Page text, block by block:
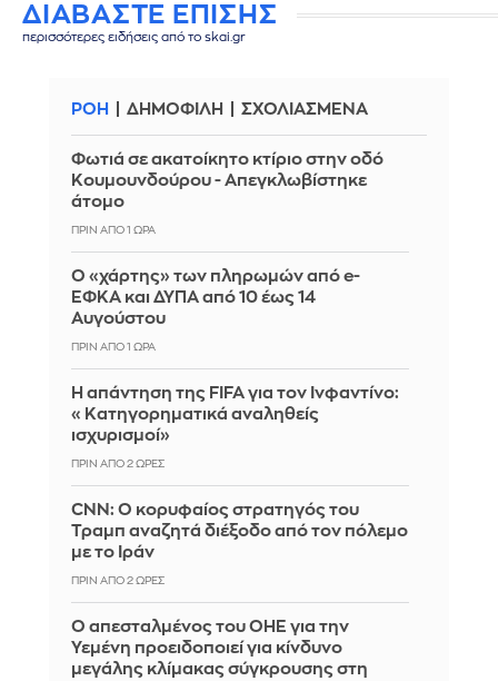
ΔΙΑΒΑΣΤΕ ΕΠΙΣΗΣ
περισσότερες ειδήσεις από το skai.gr
ΡΟΗ ΔΗΜΟΦΙΛΗ ΣΧΟΛΙΑΣΜΕΝΑ
Φωτιά σε ακατοίκητο κτίριο στην οδό
Κουμουνδούρου - Απεγκλωβίστηκε
άτομο
ΠΡΙΝ ΑΠΌ 1 ΏΡΑ
Ο «χάρτης» των πληρωμών από e-
ΕΦΚΑ και ΔΥΠΑ από 10 έως 14
Αυγούστου
ΠΡΙΝ ΑΠΌ 1 ΏΡΑ
Η απάντηση της FIFA για τον Ινφαντίνο:
«Κατηγορηματικά αναληθείς
ισχυρισμοί»
ΠΡΙΝ ΑΠΌ 2 ΏΡΕΣ
CNN: Ο κορυφαίος στρατηγός του
Τραμπ αναζητά διέξοδο από τον πόλεμο
με το Ιράν
ΠΡΙΝ ΑΠΌ 2 ΏΡΕΣ
Ο απεσταλμένος του ΟΗΕ για την
Υεμένη προειδοποιεί για κίνδυνο
μεγάλης κλίμακας σύγκρουσης στη